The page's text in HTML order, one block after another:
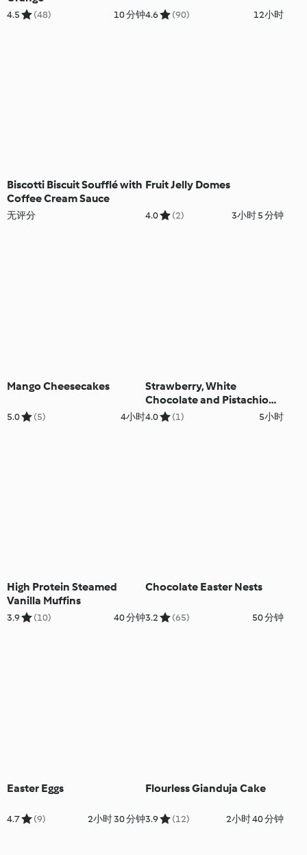
4.5 (48) 10 分钟4.6 (90) 12小时
Biscotti Biscuit Soufflé with
Coffee Cream Sauce
无评分
Fruit Jelly Domes
4.0 (2) 3小时 5 分钟
Mango Cheesecakes
5.0 (5) 4小时
Strawberry, White
Chocolate and Pistachio
Parfaits
4.0 (1) 5小时
High Protein Steamed
Vanilla Muffins
3.9 (10) 40 分钟
Chocolate Easter Nests
3.2 (65) 50 分钟
Easter Eggs
4.7 (9) 2小时 30 分钟
Flourless Gianduja Cake
3.9 (12) 2小时 40 分钟